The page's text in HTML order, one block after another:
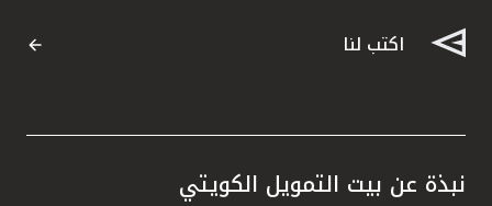
اكتب لنا
نبذة عن بيت التمويل الكويتي